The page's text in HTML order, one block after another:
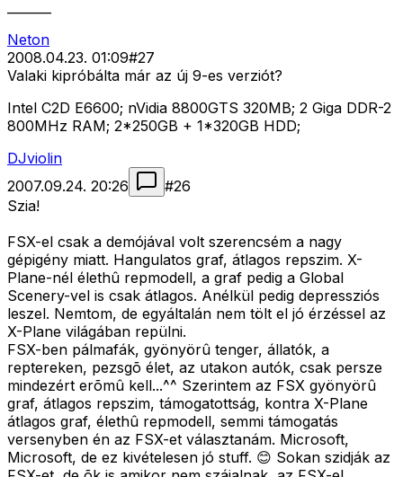
Neton
2008.04.23. 01:09#27
Valaki kipróbálta már az új 9-es verziót?
Intel C2D E6600; nVidia 8800GTS 320MB; 2 Giga DDR-2
800MHz RAM; 2*250GB + 1*320GB HDD;
DJviolin
2007.09.24. 20:26
#26
Szia!
FSX-el csak a demójával volt szerencsém a nagy
gépigény miatt. Hangulatos graf, átlagos repszim. X-
Plane-nél élethû repmodell, a graf pedig a Global
Scenery-vel is csak átlagos. Anélkül pedig depressziós
leszel. Nemtom, de egyáltalán nem tölt el jó érzéssel az
X-Plane világában repülni.
FSX-ben pálmafák, gyönyörû tenger, állatók, a
reptereken, pezsgõ élet, az utakon autók, csak persze
mindezért erõmû kell...^^ Szerintem az FSX gyönyörû
graf, átlagos repszim, támogatottság, kontra X-Plane
átlagos graf, élethû repmodell, semmi támogatás
versenyben én az FSX-et választanám. Microsoft,
Microsoft, de ez kivételesen jó stuff. 😊 Sokan szidják az